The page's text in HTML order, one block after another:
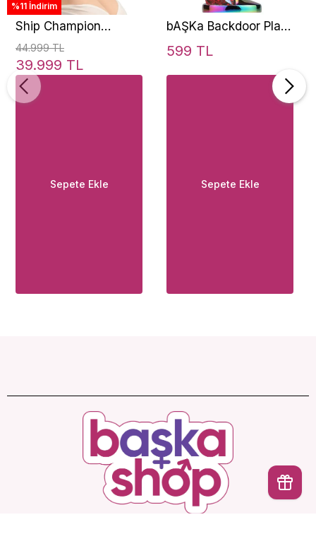
%11 İndirim
Ship Champion
Woman Kıkırdarklı
Eklem Oynar Hareketli
100 cm Real Doll
Gerçekci Maken
44.999 TL
39.999 TL
Sepete Ekle
bAŞKa Backdoor Play
Rainbow Booty Taşlı
599 TL
Sepete Ekle